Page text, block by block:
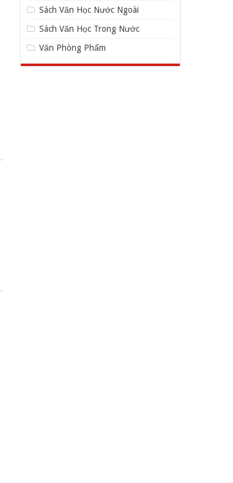
Sách Văn Học Nước Ngoài
Sách Văn Học Trong Nước
Văn Phòng Phẩm